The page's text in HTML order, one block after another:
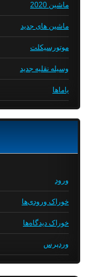
ماشین 2020
ماشین های جدید
موتورسیکلت
وسیله نقلیه جدید
یاماها
ورود
خوراک ورودی‌ها
خوراک دیدگاه‌ها
وردپرس